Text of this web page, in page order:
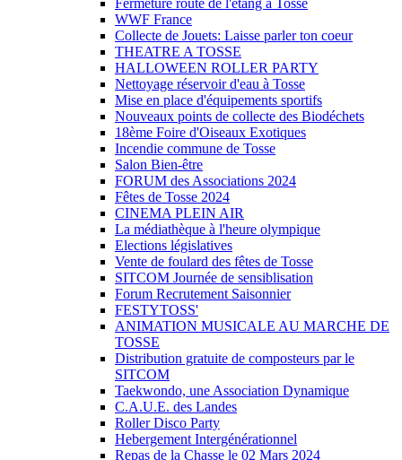
WWF France
Collecte de Jouets: Laisse parler ton coeur
THEATRE A TOSSE
HALLOWEEN ROLLER PARTY
Nettoyage réservoir d'eau à Tosse
Mise en place d'équipements sportifs
Nouveaux points de collecte des Biodéchets
18ème Foire d'Oiseaux Exotiques
Incendie commune de Tosse
Salon Bien-être
FORUM des Associations 2024
Fêtes de Tosse 2024
CINEMA PLEIN AIR
La médiathèque à l'heure olympique
Elections législatives
Vente de foulard des fêtes de Tosse
SITCOM Journée de sensiblisation
Forum Recrutement Saisonnier
FESTYTOSS'
ANIMATION MUSICALE AU MARCHE DE
TOSSE
Distribution gratuite de composteurs par le
SITCOM
Taekwondo, une Association Dynamique
C.A.U.E. des Landes
Roller Disco Party
Hebergement Intergénérationnel
Repas de la Chasse le 02 Mars 2024